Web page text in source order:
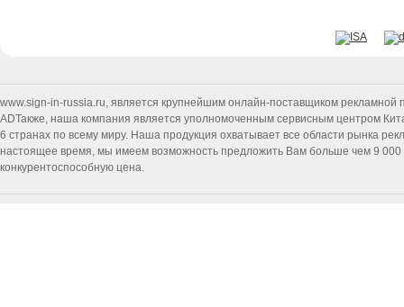
www.sign-in-russia.ru, является крупнейшим онлайн-поставщиком рекламной
ADТакже, наша компания является уполномоченным сервисным центром
6 странах по всему миру. Наша продукция охватывает все области рынка
настоящее время, мы имеем возможность предложить Вам больше чем 9 000
конкурентоспособную цена.